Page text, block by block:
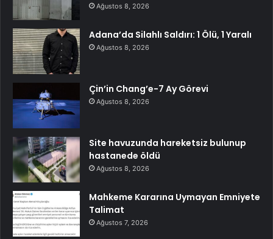
Ağustos 8, 2026
Adana’da Silahlı Saldırı: 1 Ölü, 1 Yaralı
Ağustos 8, 2026
Çin’in Chang’e-7 Ay Görevi
Ağustos 8, 2026
Site havuzunda hareketsiz bulunup
hastanede öldü
Ağustos 8, 2026
Mahkeme Kararına Uymayan Emniyete
Talimat
Ağustos 7, 2026